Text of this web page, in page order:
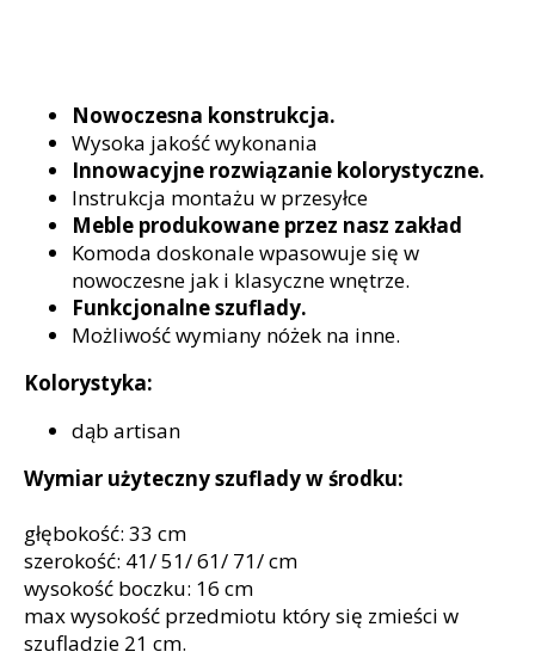
Nowoczesna konstrukcja.
Wysoka jakość wykonania
Innowacyjne rozwiązanie kolorystyczne.
Instrukcja montażu w przesyłce
Meble produkowane przez nasz zakład
Komoda doskonale wpasowuje się w
nowoczesne jak i klasyczne wnętrze.
Funkcjonalne szuflady.
Możliwość wymiany nóżek na inne.
Kolorystyka:
dąb artisan
Wymiar użyteczny szuflady w środku:
głębokość: 33 cm
szerokość: 41/ 51/ 61/ 71/ cm
wysokość boczku: 16 cm
max wysokość przedmiotu który się zmieści w
szufladzie 21 cm.